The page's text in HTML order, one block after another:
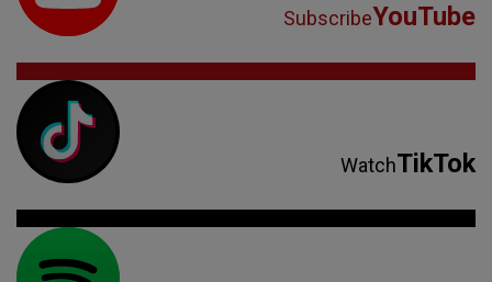
SubscribeYouTube
WatchTikTok